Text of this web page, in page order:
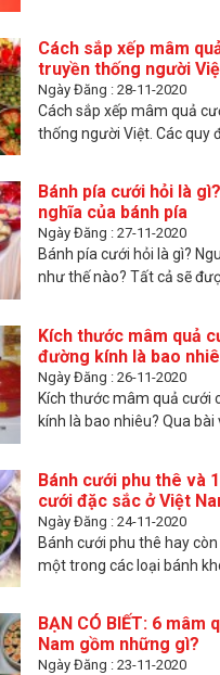
Cách sắp xếp mâm
truyền thống người
Ngày Đăng : 28-11-2020
Cách sắp xếp mâm quả
thống người Việt. Các quy
Bánh pía cưới hỏi là
nghĩa của bánh pía
Ngày Đăng : 27-11-2020
Bánh pía cưới hỏi là gì?
như thế nào? Tất cả sẽ
Kích thước mâm quả
đường kính là bao
Ngày Đăng : 26-11-2020
Kích thước mâm quả cưới
kính là bao nhiêu? Qua bài
Bánh cưới phu thê và
cưới đặc sắc ở Việt
Ngày Đăng : 24-11-2020
Bánh cưới phu thê hay
một trong các loại bánh
BẠN CÓ BIẾT: 6 mâm
Nam gồm những gì?
Ngày Đăng : 23-11-2020